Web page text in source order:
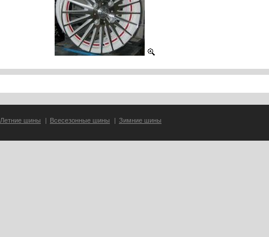
Летние шины | Всесезонные шины | Зимние шины